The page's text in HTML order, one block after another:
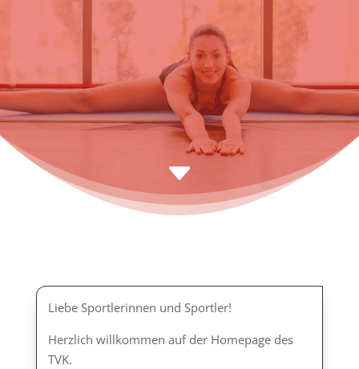
C
Liebe Sportlerinnen und Sportler!
Herzlich willkommen auf der Homepage des
TVK.